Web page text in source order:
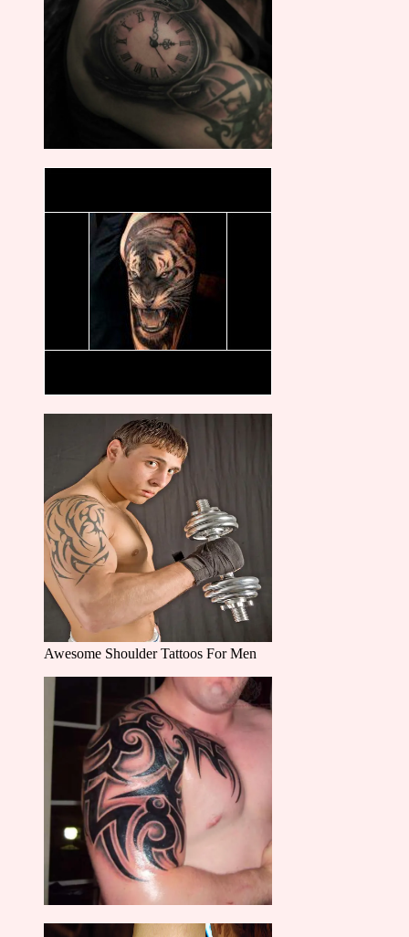
Awesome Shoulder Tattoos For Men